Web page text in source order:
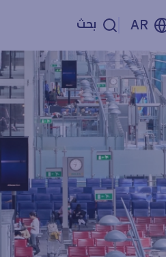
AR بحث